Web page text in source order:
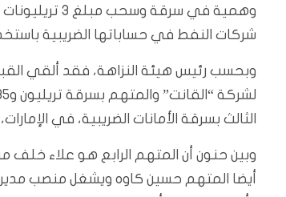
شركات النفط في حساباتها الضريبية
وبحسب رئيس هيئة النزاهة، فقد ألقي
الثالث بسرقة الأمانات الضريبية، في
وبين حنون أن المتهم الرابع هو علاء خلف
أيضا المتهم حسين كاوه ويشغل منصب